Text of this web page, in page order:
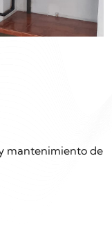
mantenimiento de